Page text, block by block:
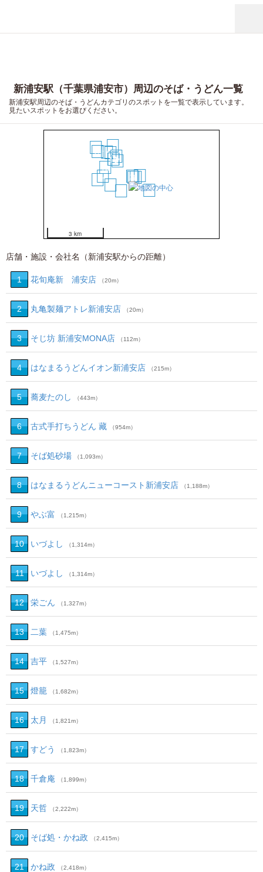
新浦安駅（千葉県浦安市）周辺のそば・うどん一覧
新浦安駅周辺のそば・うどんカテゴリのスポットを一覧で表示しています。
見たいスポットをお選びください。
1
234
7
8
9
10
11
12
13
14
15
16
17
18
19
20
3 km
店舗・施設・会社名（新浦安駅からの距離）
1 花旬庵新 浦安店 （20m）
2 丸亀製麺アトレ新浦安店 （20m）
3 そじ坊 新浦安MONA店 （112m）
4 はなまるうどんイオン新浦安店 （215m）
5 蕎麦たのし （443m）
6 古式手打ちうどん 藏 （954m）
7 そば処砂場 （1,093m）
8 はなまるうどんニューコースト新浦安店 （1,188m）
9 やぶ富 （1,215m）
10 いづよし （1,314m）
11 いづよし （1,314m）
12 栄ごん （1,327m）
13 二葉 （1,475m）
14 吉平 （1,527m）
15 燈籠 （1,682m）
16 太月 （1,821m）
17 すどう （1,823m）
18 千倉庵 （1,899m）
19 天哲 （2,222m）
20 そば処・かね政 （2,415m）
21 かね政 （2,418m）